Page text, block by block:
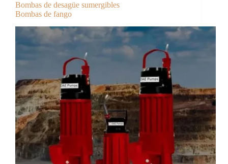
Bombas de desagüe sumergibles
Bombas de fango